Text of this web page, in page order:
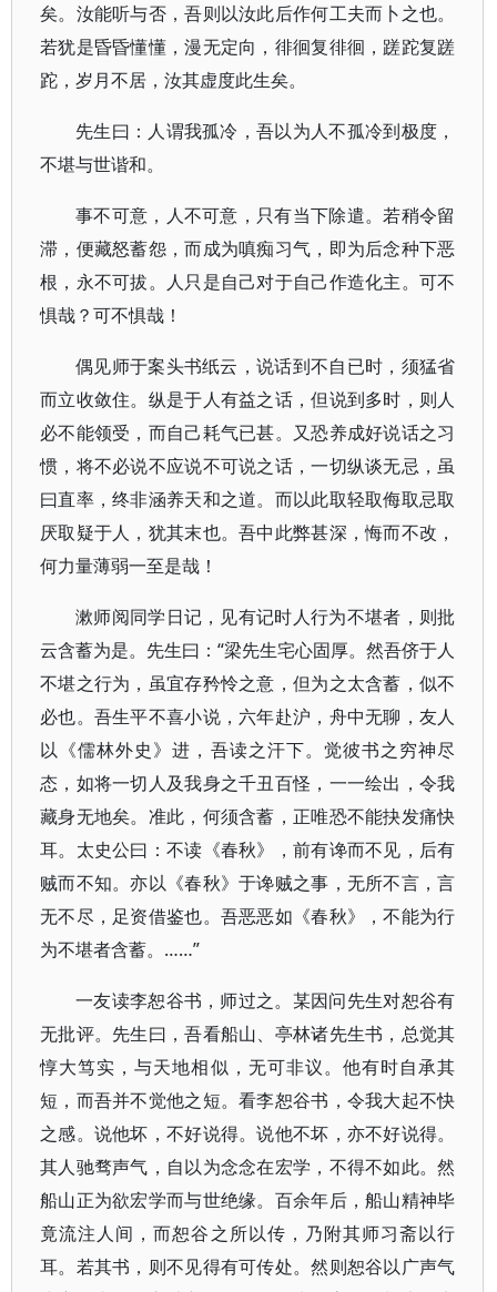
矣。汝能听与否，吾则以汝此后作何工夫而卜之也。
若犹是昏昏懂懂，漫无定向，徘徊复徘徊，蹉跎复蹉
跎，岁月不居，汝其虚度此生矣。
先生曰：人谓我孤冷，吾以为人不孤冷到极度，
不堪与世谐和。
事不可意，人不可意，只有当下除遣。若稍令留
滞，便藏怒蓄怨，而成为嗔痴习气，即为后念种下恶
根，永不可拔。人只是自己对于自己作造化主。可不
惧哉？可不惧哉！
偶见师于案头书纸云，说话到不自已时，须猛省
而立收敛住。纵是于人有益之话，但说到多时，则人
必不能领受，而自己耗气已甚。又恐养成好说话之习
惯，将不必说不应说不可说之话，一切纵谈无忌，虽
曰直率，终非涵养天和之道。而以此取轻取侮取忌取
厌取疑于人，犹其末也。吾中此弊甚深，悔而不改，
何力量薄弱一至是哉！
漱师阅同学日记，见有记时人行为不堪者，则批
云含蓄为是。先生曰：“梁先生宅心固厚。然吾侪于人
不堪之行为，虽宜存矜怜之意，但为之太含蓄，似不
必也。吾生平不喜小说，六年赴沪，舟中无聊，友人
以《儒林外史》进，吾读之汗下。觉彼书之穷神尽
态，如将一切人及我身之千丑百怪，一一绘出，令我
藏身无地矣。准此，何须含蓄，正唯恐不能抉发痛快
耳。太史公曰：不读《春秋》，前有谗而不见，后有
贼而不知。亦以《春秋》于谗贼之事，无所不言，言
无不尽，足资借鉴也。吾恶恶如《春秋》，不能为行
为不堪者含蓄。……”
一友读李恕谷书，师过之。某因问先生对恕谷有
无批评。先生曰，吾看船山、亭林诸先生书，总觉其
惇大笃实，与天地相似，无可非议。他有时自承其
短，而吾并不觉他之短。看李恕谷书，令我大起不快
之感。说他坏，不好说得。说他不坏，亦不好说得。
其人驰骛声气，自以为念念在宏学，不得不如此。然
船山正为欲宏学而与世绝缘。百余年后，船山精神毕
竟流注人间，而恕谷之所以传，乃附其师习斋以行
耳。若其书，则不见得有可传处。然则恕谷以广声气